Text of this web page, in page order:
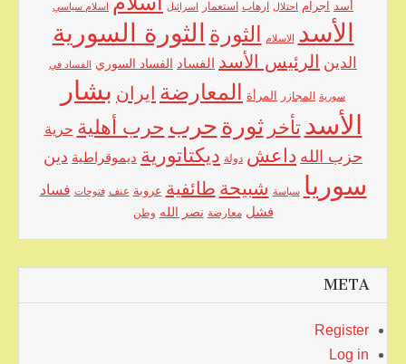
أسد اجرام احتلال ارهاب استعمار اسرائيل اسلام سياسي
الأسد الاسلام الثورة الثورة السورية
الدين الرئيس الأسد الفساد الفساد السوري الفساد في
سورية المجازر المرأة المعارضة ايران بشار
الأسد تأخر ثورة حرب حرب أهلية حرية
حزب الله داعش دولة ديكتاتورية ديموقراطية دين
سوريا سياسة شبيحة طائفية عروبة عنف فتوحات فساد
فشل معارضة نصر الله وطن
META
Register
Log in